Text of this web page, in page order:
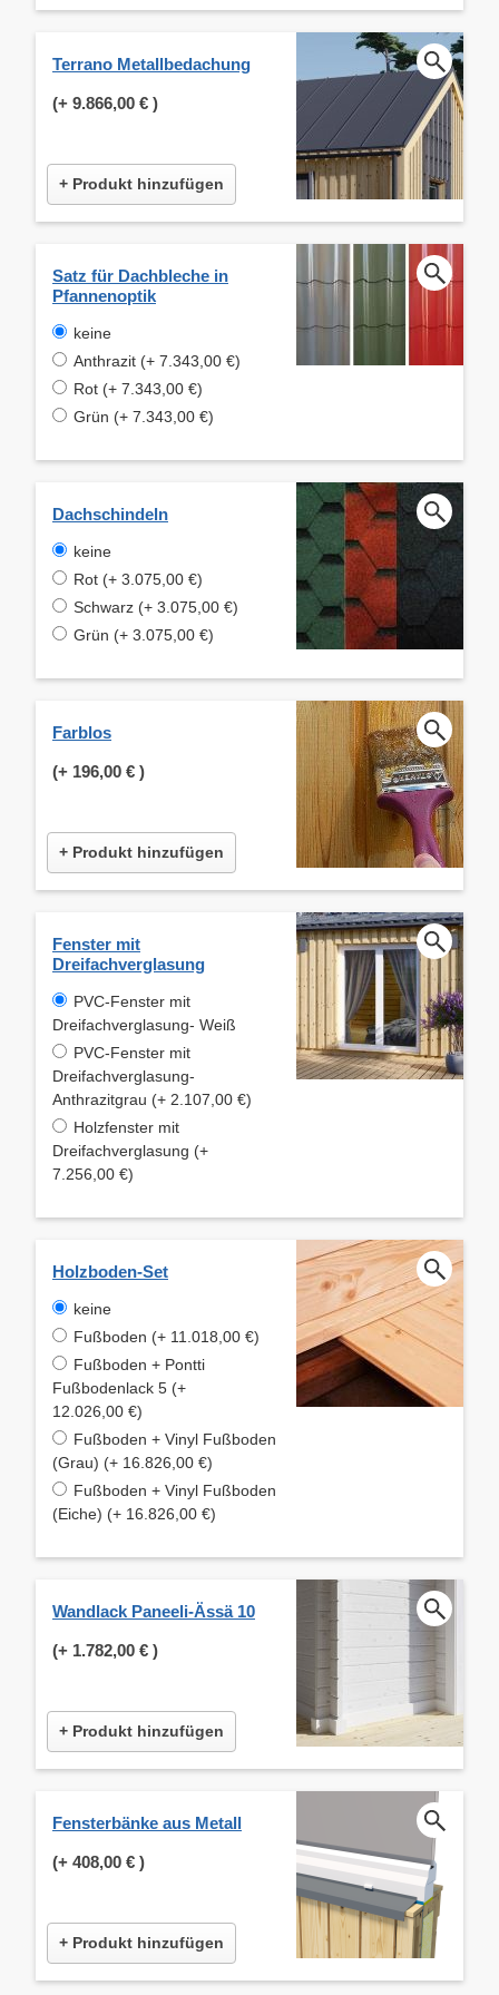
Terrano Metallbedachung
(+ 9.866,00 € )
+ Produkt hinzufügen
Satz für Dachbleche in
Pfannenoptik
keine
Anthrazit (+ 7.343,00 €)
Rot (+ 7.343,00 €)
Grün (+ 7.343,00 €)
Dachschindeln
keine
Rot (+ 3.075,00 €)
Schwarz (+ 3.075,00 €)
Grün (+ 3.075,00 €)
Farblos
(+ 196,00 € )
+ Produkt hinzufügen
Fenster mit
Dreifachverglasung
PVC-Fenster mit
Dreifachverglasung- Weiß
PVC-Fenster mit
Dreifachverglasung-
Anthrazitgrau (+ 2.107,00 €)
Holzfenster mit
Dreifachverglasung (+
7.256,00 €)
Holzboden-Set
keine
Fußboden (+ 11.018,00 €)
Fußboden + Pontti
Fußbodenlack 5 (+
12.026,00 €)
Fußboden + Vinyl Fußboden
(Grau) (+ 16.826,00 €)
Fußboden + Vinyl Fußboden
(Eiche) (+ 16.826,00 €)
Wandlack Paneeli-Ässä 10
(+ 1.782,00 € )
+ Produkt hinzufügen
Fensterbänke aus Metall
(+ 408,00 € )
+ Produkt hinzufügen